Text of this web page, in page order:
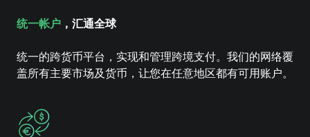
统一帐户 ，汇通全球
统一的跨货币平台，实现和管理跨境支付。我们的网络覆
盖所有主要市场及货币，让您在任意地区都有可用账户。